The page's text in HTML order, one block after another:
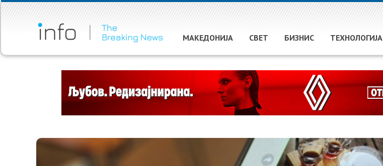
МАКЕДОНИЈА СВЕТ БИЗНИС ТЕХНОЛОГИЈА